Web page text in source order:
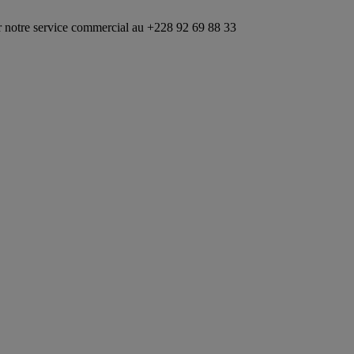
au +228 92 69 88 33